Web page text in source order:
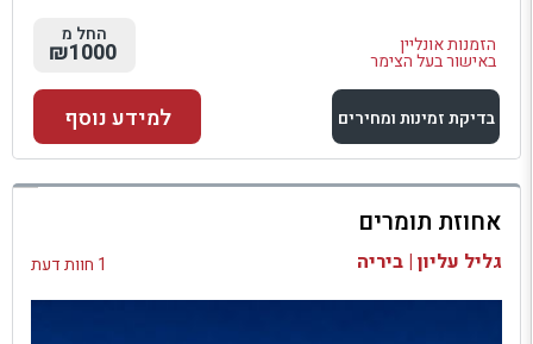
הזמנות אונליין
באישור בעל הצימר
החל מ
₪1000
בדיקת זמינות ומחירים
למתחם זה
בדיקת זמינות ומחירים
למידע נוסף
אחוזת תומרים
גליל עליון | ביריה 1 חוות דעת